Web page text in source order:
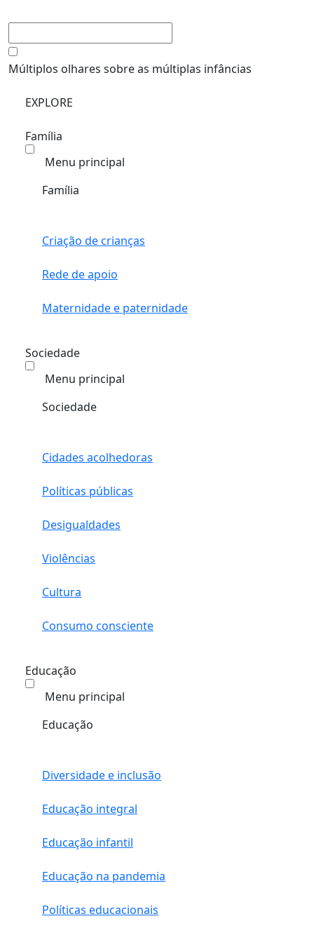
Múltiplos olhares sobre as múltiplas infâncias
EXPLORE
Família
Menu principal
Família
Criação de crianças
Rede de apoio
Maternidade e paternidade
Sociedade
Menu principal
Sociedade
Cidades acolhedoras
Políticas públicas
Desigualdades
Violências
Cultura
Consumo consciente
Educação
Menu principal
Educação
Diversidade e inclusão
Educação integral
Educação infantil
Educação na pandemia
Políticas educacionais